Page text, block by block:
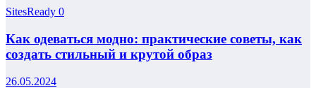
SitesReady 0
Как одеваться модно: практические советы, как
создать стильный и крутой образ
26.05.2024